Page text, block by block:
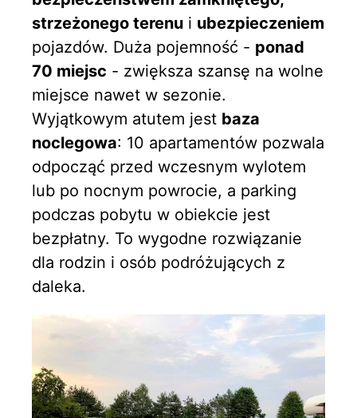
strzeżonego terenu i ubezpieczeniem
pojazdów. Duża pojemność - ponad
70 miejsc - zwiększa szansę na wolne
miejsce nawet w sezonie.
Wyjątkowym atutem jest baza
noclegowa: 10 apartamentów pozwala
odpocząć przed wczesnym wylotem
lub po nocnym powrocie, a parking
podczas pobytu w obiekcie jest
bezpłatny. To wygodne rozwiązanie
dla rodzin i osób podróżujących z
daleka.